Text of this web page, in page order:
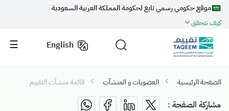
موقع حكومي رسمي تابع لحكومة المملكة العربية السعودية
كيف تتحقق
English
الصفحة الرئيسية العضويات و المنشآت قائمة منشآت التقييم
مشاركة الصفحة :